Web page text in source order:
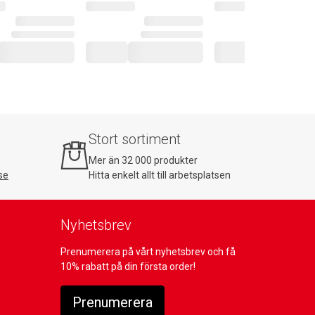
Stort sortiment
Mer än 32 000 produkter
Hitta enkelt allt till arbetsplatsen
Nyhetsbrev
Prenumerera på vårt nyhetsbrev och få
10% rabatt på din första order!
Prenumerera